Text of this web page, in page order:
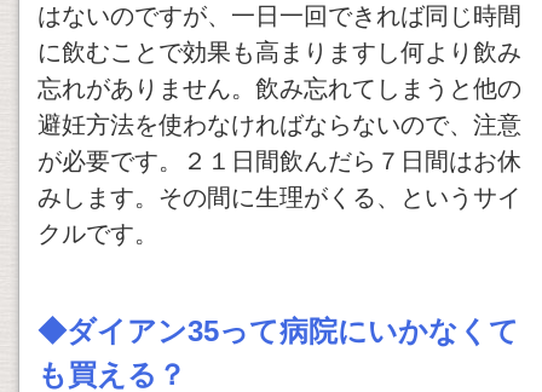
はないのですが、一日一回できれば同じ時間
に飲むことで効果も高まりますし何より飲み
忘れがありません。飲み忘れてしまうと他の
避妊方法を使わなければならないので、注意
が必要です。２１日間飲んだら７日間はお休
みします。その間に生理がくる、というサイ
クルです。
◆ダイアン35って病院にいかなくて
も買える？